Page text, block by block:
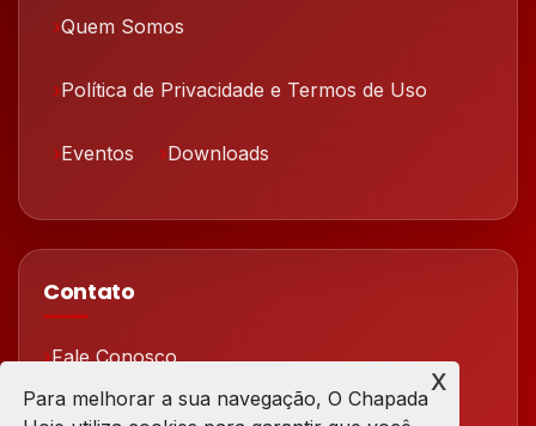
Quem Somos
Política de Privacidade e Termos de Uso
Eventos Downloads
Contato
Fale Conosco
Redes Sociais
Para melhorar a sua navegação, O Chapada
x